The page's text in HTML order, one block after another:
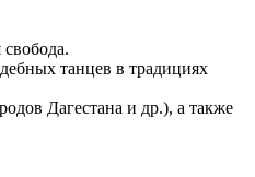
свобода.
танцев в традициях
Дагестана и др.), а также